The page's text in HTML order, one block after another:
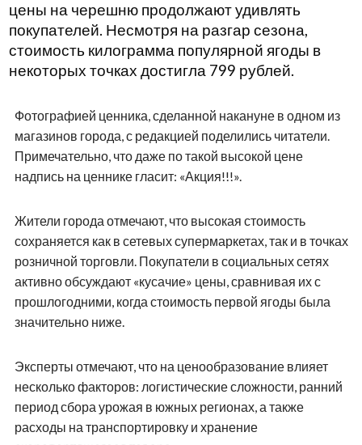
цены на черешню продолжают удивлять
покупателей. Несмотря на разгар сезона,
стоимость килограмма популярной ягоды в
некоторых точках достигла 799 рублей.
Фотографией ценника, сделанной накануне в одном из
магазинов города, с редакцией поделились читатели.
Примечательно, что даже по такой высокой цене
надпись на ценнике гласит: «Акция!!!».
Жители города отмечают, что высокая стоимость
сохраняется как в сетевых супермаркетах, так и в точках
розничной торговли. Покупатели в социальных сетях
активно обсуждают «кусачие» цены, сравнивая их с
прошлогодними, когда стоимость первой ягоды была
значительно ниже.
Эксперты отмечают, что на ценообразование влияет
несколько факторов: логистические сложности, ранний
период сбора урожая в южных регионах, а также
расходы на транспортировку и хранение